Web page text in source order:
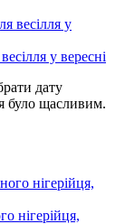
у вересні
дату
було щасливим.
нігерійця,